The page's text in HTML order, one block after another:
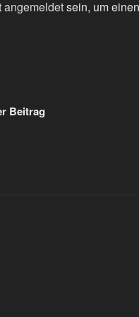
angemeldetsein, um
Beitrag